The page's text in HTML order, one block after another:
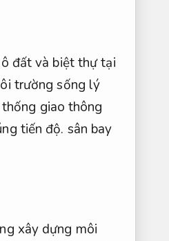
đất và biệt thự tại
trường sống lý
giao thông
tiến độ. sân bay
xây dựng môi